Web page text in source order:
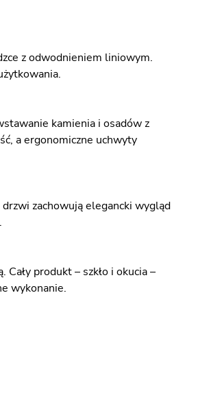
z odwodnieniem liniowym.
kamienia i osadów z
a ergonomiczne uchwyty
zachowują elegancki wygląd
produkt – szkło i okucia –
wykonanie.